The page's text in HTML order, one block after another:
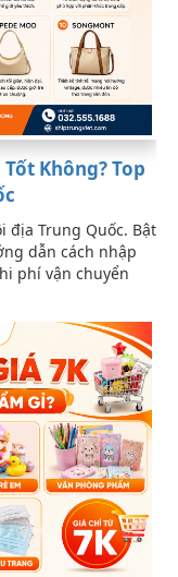
Không? Top
Trung Quốc. Bật
dẫn cách nhập
phí vận chuyển